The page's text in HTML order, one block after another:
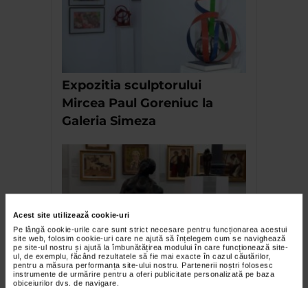
Acest site utilizează cookie-uri
Pe lângă cookie-urile care sunt strict necesare pentru funcționarea acestui
site web, folosim cookie-uri care ne ajută să înțelegem cum se navighează
pe site-ul nostru și ajută la îmbunătățirea modului în care funcționează site-
ul, de exemplu, făcând rezultatele să fie mai exacte în cazul căutărilor,
pentru a măsura performanța site-ului nostru. Partenerii noștri folosesc
instrumente de urmărire pentru a oferi publicitate personalizată pe baza
obiceiurilor dvs. de navigare.
Expozitia sculptorului
Mircea Paul Goreniuc la
Galeria Simeza
Expozitia Grupul celor patru
la Muzeul Colectiilor de Arta